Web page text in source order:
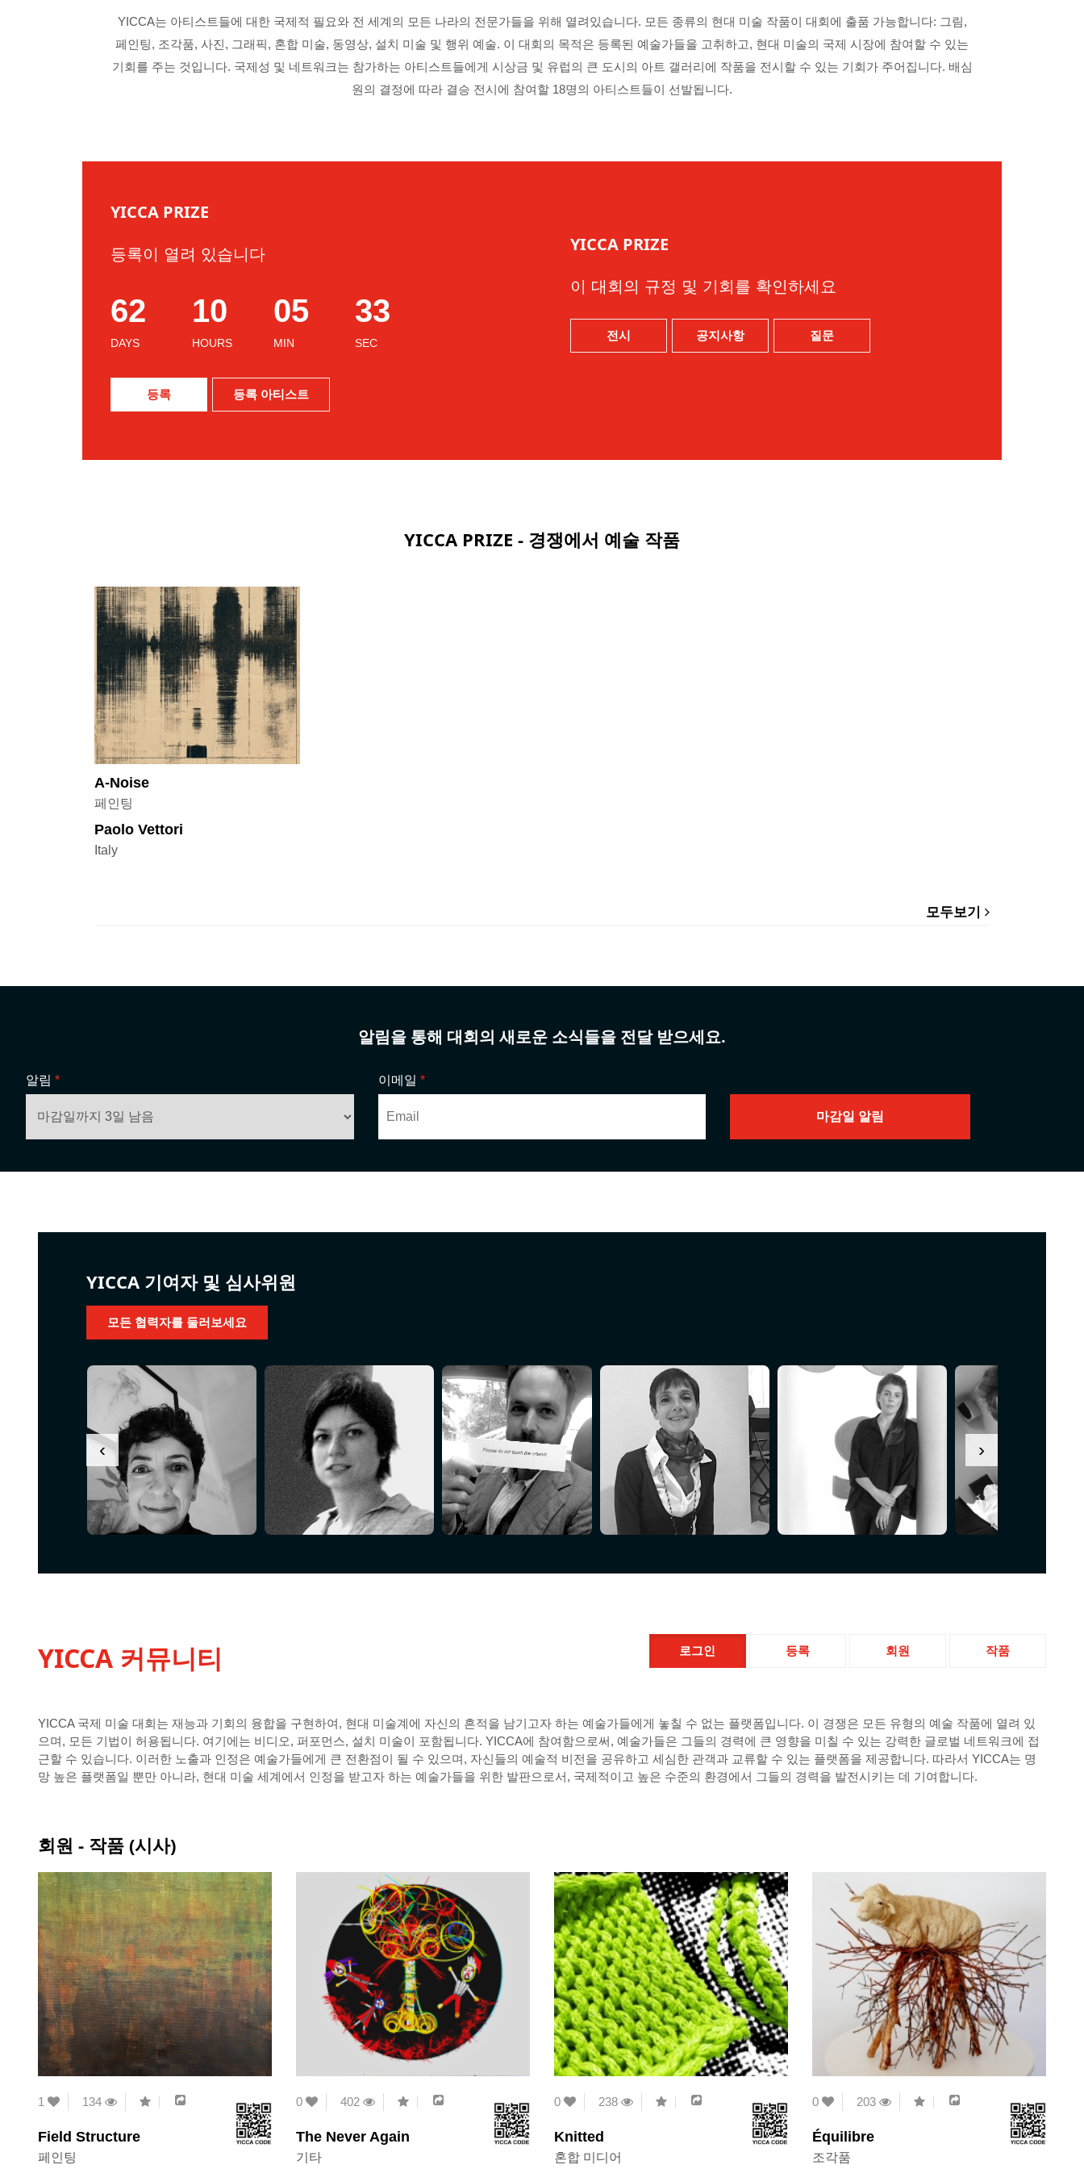
YICCA는 아티스트들에 대한 국제적 필요와 전 세계의 모든 나라의 전문가들을 위해 열려있습니다. 모든 종류의 현대 미술 작품이 대회에 출품 가능합니다: 그림,
페인팅, 조각품, 사진, 그래픽, 혼합 미술, 동영상, 설치 미술 및 행위 예술. 이 대회의 목적은 등록된 예술가들을 고취하고, 현대 미술의 국제 시장에 참여할 수 있는
기회를 주는 것입니다. 국제성 및 네트워크는 참가하는 아티스트들에게 시상금 및 유럽의 큰 도시의 아트 갤러리에 작품을 전시할 수 있는 기회가 주어집니다. 배심
원의 결정에 따라 결승 전시에 참여할 18명의 아티스트들이 선발됩니다.
YICCA PRIZE
등록이 열려 있습니다
62
DAYS
10
HOURS
05
MIN
31
SEC
등록 등록 아티스트
YICCA PRIZE
이 대회의 규정 및 기회를 확인하세요
전시 공지사항 질문
YICCA PRIZE - 경쟁에서 예술 작품
A-Noise
페인팅
Paolo Vettori
Italy
모두보기
알림을 통해 대회의 새로운 소식들을 전달 받으세요.
알림 * 이메일 *
YICCA 기여자 및 심사위원
‹ ›
YICCA 커뮤니티 로그인 등록 회원 작품
YICCA 국제 미술 대회는 재능과 기회의 융합을 구현하여, 현대 미술계에 자신의 흔적을 남기고자 하는 예술가들에게 놓칠 수 없는 플랫폼입니다. 이 경쟁은 모든 유형의 예술 작품에 열려 있
으며, 모든 기법이 허용됩니다. 여기에는 비디오, 퍼포먼스, 설치 미술이 포함됩니다. YICCA에 참여함으로써, 예술가들은 그들의 경력에 큰 영향을 미칠 수 있는 강력한 글로벌 네트워크에 접
근할 수 있습니다. 이러한 노출과 인정은 예술가들에게 큰 전환점이 될 수 있으며, 자신들의 예술적 비전을 공유하고 세심한 관객과 교류할 수 있는 플랫폼을 제공합니다. 따라서 YICCA는 명
망 높은 플랫폼일 뿐만 아니라, 현대 미술 세계에서 인정을 받고자 하는 예술가들을 위한 발판으로서, 국제적이고 높은 수준의 환경에서 그들의 경력을 발전시키는 데 기여합니다.
회원 - 작품 (시사)
1 134
Field Structure
페인팅
0 402
The Never Again
기타
0 238
Knitted
혼합 미디어
0 203
Équilibre
조각품